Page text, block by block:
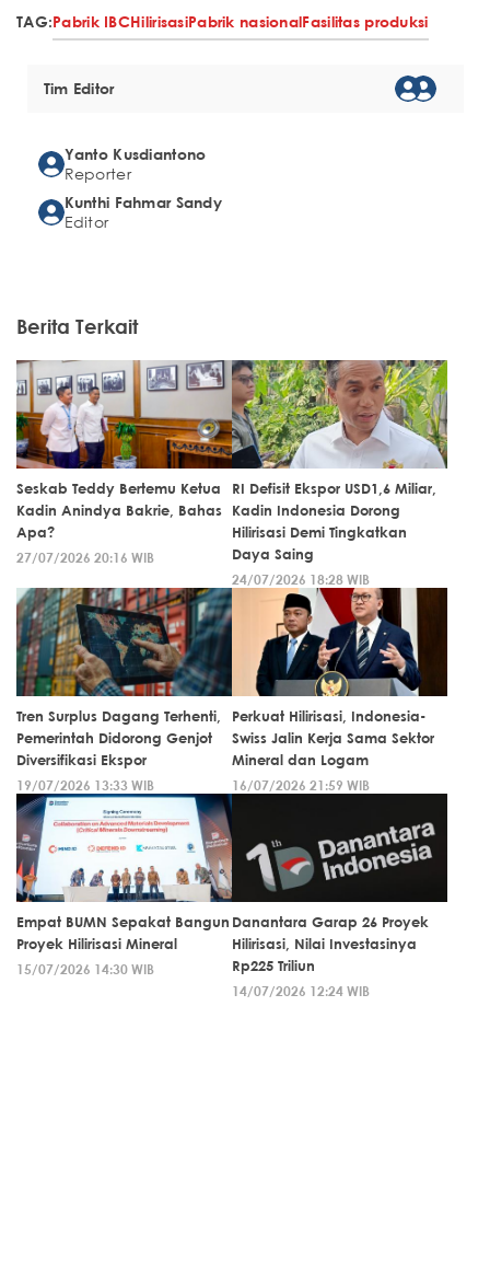
TAG:Pabrik IBCHilirisasiPabrik nasionalFasilitas produksi
Tim Editor
Yanto Kusdiantono
Reporter
Kunthi Fahmar Sandy
Editor
Berita Terkait
Seskab Teddy Bertemu Ketua
Kadin Anindya Bakrie, Bahas
Apa?
27/07/2026 20:16 WIB
RI Defisit Ekspor USD1,6 Miliar,
Kadin Indonesia Dorong
Hilirisasi Demi Tingkatkan
Daya Saing
24/07/2026 18:28 WIB
Tren Surplus Dagang Terhenti,
Pemerintah Didorong Genjot
Diversifikasi Ekspor
19/07/2026 13:33 WIB
Perkuat Hilirisasi, Indonesia-
Swiss Jalin Kerja Sama Sektor
Mineral dan Logam
16/07/2026 21:59 WIB
Empat BUMN Sepakat Bangun
Proyek Hilirisasi Mineral
15/07/2026 14:30 WIB
Danantara Garap 26 Proyek
Hilirisasi, Nilai Investasinya
Rp225 Triliun
14/07/2026 12:24 WIB